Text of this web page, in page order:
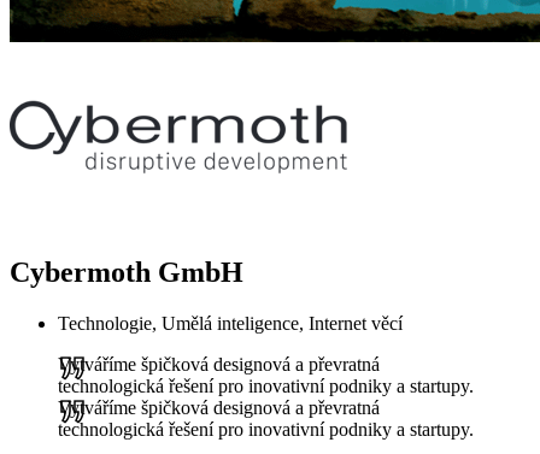
Cybermoth GmbH
Technologie, Umělá inteligence, Internet věcí
Vytváříme špičková designová a převratná
technologická řešení pro inovativní podniky a startupy.
Vytváříme špičková designová a převratná
technologická řešení pro inovativní podniky a startupy.